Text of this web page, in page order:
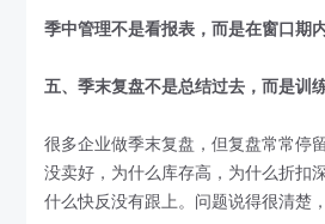
季中管理不是看报表，而是在窗口期
五、季末复盘不是总结过去，而是训
很多企业做季末复盘，但复盘常常停
没卖好，为什么库存高，为什么折扣
什么快反没有跟上。问题说得很清楚